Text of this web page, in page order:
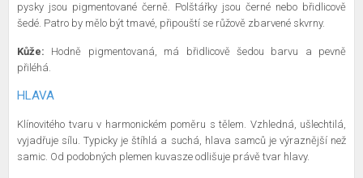
pysky jsou pigmentované černě. Polštářky jsou černé nebo břidlicově
šedé. Patro by mělo být tmavé, připouští se růžově zbarvené skvrny.
Kůže:
Hodně pigmentovaná, má břidlicově šedou barvu a pevně
přiléhá.
HLAVA
Klínovitého tvaru v harmonickém poměru s tělem. Vzhledná, ušlechtilá,
vyjadřuje sílu. Typicky je štíhlá a suchá, hlava samců je výraznější než
samic. Od podobných plemen kuvasze odlišuje právě tvar hlavy.